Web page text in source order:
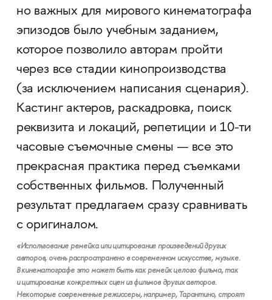
но важных для мирового кинематографа
эпизодов было учебным заданием,
которое позволило авторам пройти
через все стадии кинопроизводства
(за исключением написания сценария).
Кастинг актеров, раскадровка, поиск
реквизита и локаций, репетиции и 10-ти
часовые съемочные смены — все это
прекрасная практика перед съемками
собственных фильмов. Полученный
результат предлагаем сразу сравнивать
с оригиналом.
«Использование ремейка или цитирование произведений других
авторов, очень распространено в современном искусстве, музыке.
В кинематографе это может быть как ремейк целого фильма, так
и цитирование конкретных сцен из фильмов других авторов.
Некоторые современные режиссеры, например, Тарантино, строят